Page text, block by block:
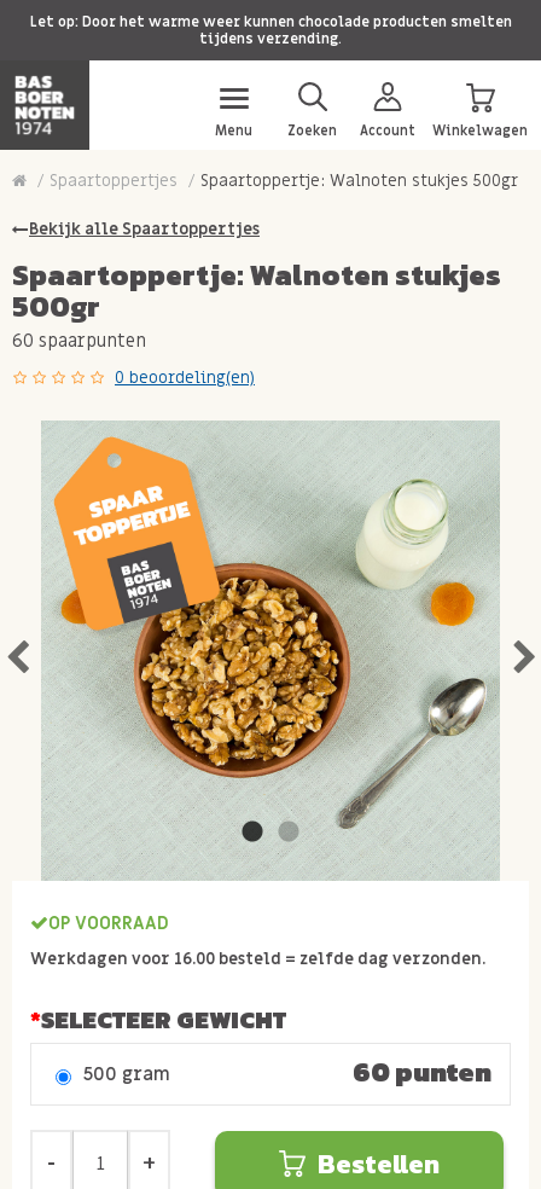
Let op: Door het warme weer kunnen chocolade producten smelten
tijdens verzending.
Menu Zoeken Account Winkelwagen
Spaartoppertjes Spaartoppertje: Walnoten stukjes 500gr
Bekijk alle Spaartoppertjes
Spaartoppertje: Walnoten stukjes
500gr
60 spaarpunten
0 beoordeling(en)
OP VOORRAAD
Werkdagen voor 16.00 besteld = zelfde dag verzonden.
SELECTEER GEWICHT
500 gram 60 punten
Bestellen